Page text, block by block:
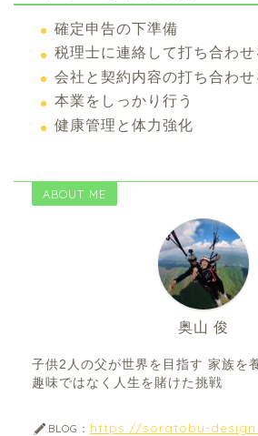
確定申告の下準備
税理士に連絡して打ち合わせ
会社と契約内容の打ち合わせ
本業をしっかり行う
健康管理と体力強化
ABOUT ME
奥山 俊
子供2人の父が世界を目指す 家族を
趣味ではなく人生を賭けた挑戦
BLOG： https://soratobu-